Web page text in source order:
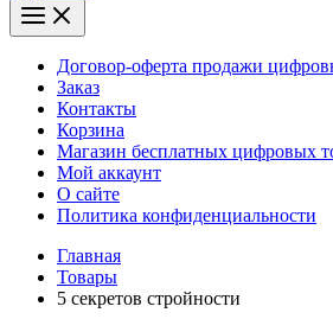
Договор-оферта продажи
Заказ
Контакты
Корзина
Магазин бесплатных цифровых
Мой аккаунт
О сайте
Политика конфиденциальности
Главная
Товары
5 секретов стройности